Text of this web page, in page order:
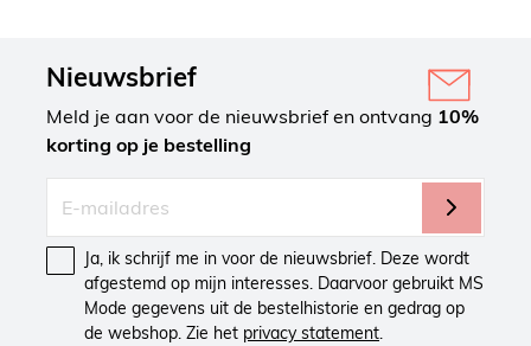
Nieuwsbrief
Meld je aan voor de nieuwsbrief en ontvang 10%
korting op je bestelling
Ja, ik schrijf me in voor de nieuwsbrief. Deze wordt
afgestemd op mijn interesses. Daarvoor gebruikt MS
Mode gegevens uit de bestelhistorie en gedrag op
de webshop. Zie het privacy statement.